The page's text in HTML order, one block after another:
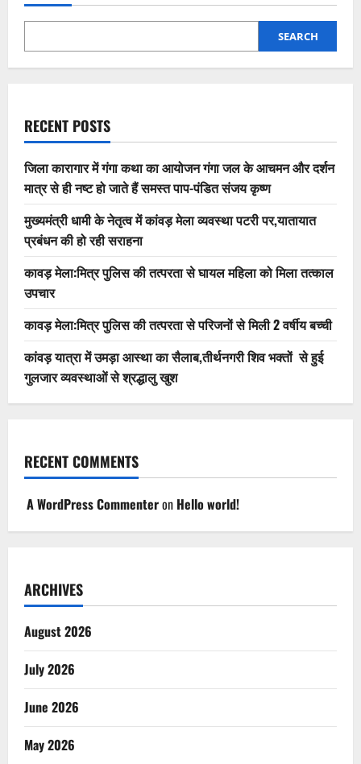
SEARCH
RECENT POSTS
जिला कारागार में गंगा कथा का आयोजन गंगा जल के आचमन और दर्शन
मात्र से ही नष्ट हो जाते हैं समस्त पाप-पंडित संजय कृष्ण
मुख्यमंत्री धामी के नेतृत्व में कांवड़ मेला व्यवस्था पटरी पर,यातायात
प्रबंधन की हो रही सराहना
कावड़ मेला:मित्र पुलिस की तत्परता से घायल महिला को मिला तत्काल
उपचार
कावड़ मेला:मित्र पुलिस की तत्परता से परिजनों से मिली 2 वर्षीय बच्ची
कांवड़ यात्रा में उमड़ा आस्था का सैलाब,तीर्थनगरी शिव भक्तों से हुई
गुलजार व्यवस्थाओं से श्रद्धालु खुश
RECENT COMMENTS
A WordPress Commenteron Hello world!
ARCHIVES
August 2026
July 2026
June 2026
May 2026